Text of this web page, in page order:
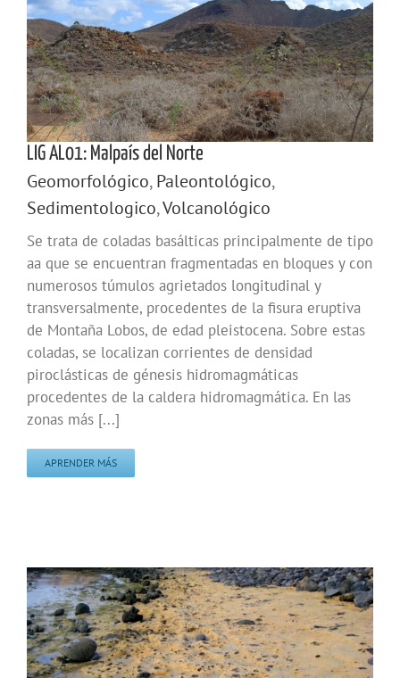
LIG AL01: Malpaís del Norte
Geomorfológico,Paleontológico,
Sedimentologico,Volcanológico
Se trata de coladas basálticas principalmente de tipo
aa que se encuentran fragmentadas en bloques y con
numerosos túmulos agrietados longitudinal y
transversalmente, procedentes de la fisura eruptiva
de Montaña Lobos, de edad pleistocena. Sobre estas
coladas, se localizan corrientes de densidad
piroclásticas de génesis hidromagmáticas
procedentes de la caldera hidromagmática. En las
zonas más [...]
APRENDER MÁS